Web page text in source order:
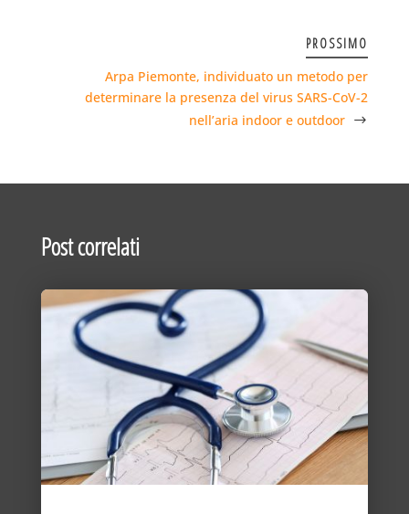
PROSSIMO
Arpa Piemonte, individuato un metodo per
determinare la presenza del virus SARS-CoV-2
nell’aria indoor e outdoor
Post correlati